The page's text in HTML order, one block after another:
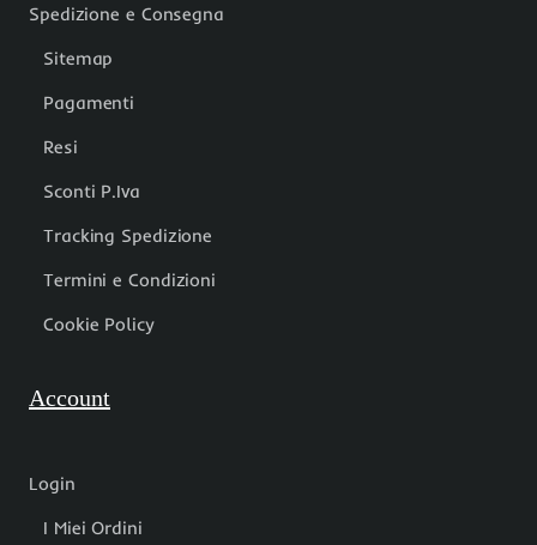
Spedizione e Consegna
Sitemap
Pagamenti
Resi
Sconti P.Iva
Tracking Spedizione
Termini e Condizioni
Cookie Policy
Account
Login
I Miei Ordini